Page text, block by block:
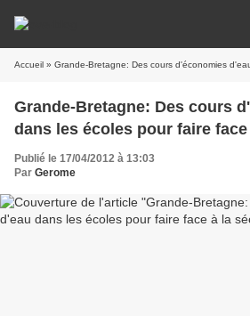
Accueil » Grande-Bretagne: Des cours d'économies d'eau dans les
Grande-Bretagne: Des cours
dans les écoles pour faire
Publié le 17/04/2012 à 13:03
Par Gerome